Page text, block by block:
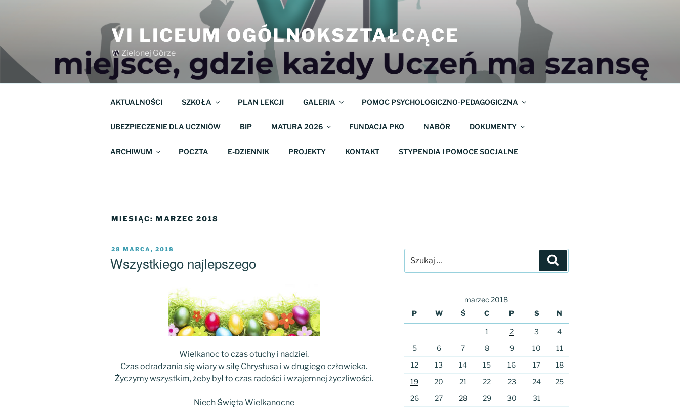
VI LICEUM OGÓLNOKSZTAŁCĄCE
W Zielonej Górze
AKTUALNOŚCI SZKOŁA PLAN LEKCJI GALERIA POMOC PSYCHOLOGICZNO-PEDAGOGICZNA
UBEZPIECZENIE DLA UCZNIÓW BIP MATURA 2026 FUNDACJA PKO NABÓR DOKUMENTY
ARCHIWUM POCZTA E-DZIENNIK PROJEKTY KONTAKT STYPENDIA I POMOCE SOCJALNE
MIESIĄC: MARZEC 2018
OPUBLIKOWANE
28 MARCA, 2018
Wszystkiego najlepszego
Wielkanoc to czas otuchy i nadziei.
Czas odradzania się wiary w siłę Chrystusa i w drugiego człowieka.
Życzymy wszystkim, żeby był to czas radości i wzajemnej życzliwości.
Niech Święta Wielkanocne
marzec 2018
P
W Ś C P S N
1 2 3
4
5
6 7 8 9 10
11
12
13 14 15 16 17
18
19
20 21 22 23 24
25
26
27 28 29 30
31